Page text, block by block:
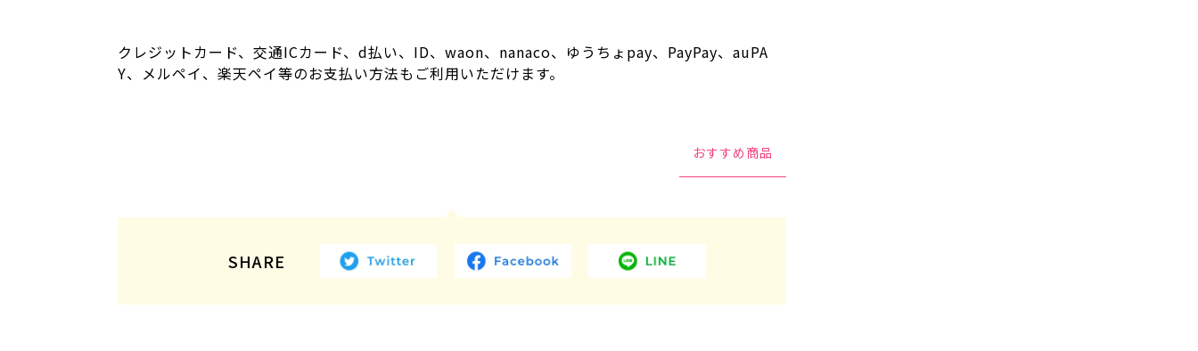
クレジットカード、交通ICカード、d払い、ID、waon、nanaco、ゆうちょpay、PayPay、auPA
Y、メルペイ、楽天ペイ等のお支払い方法もご利用いただけます。
おすすめ商品
SHARE